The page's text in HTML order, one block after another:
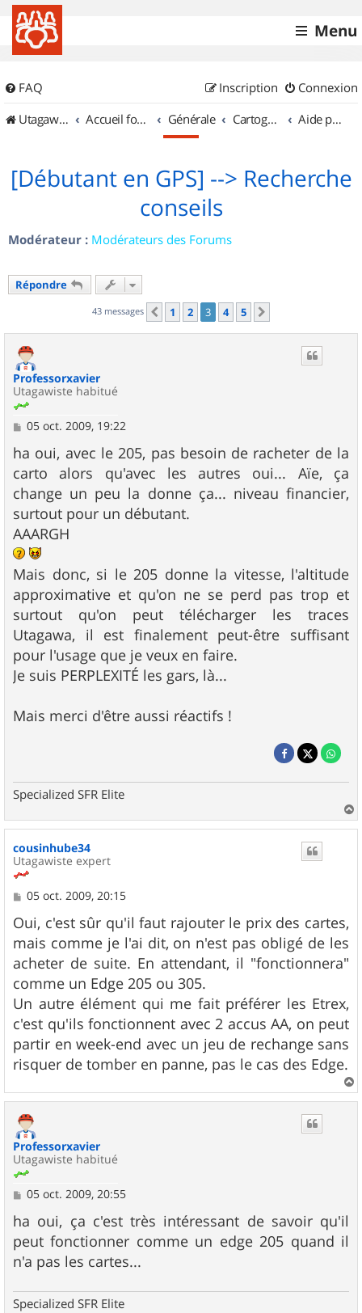
Menu
FAQ Connexion
Inscription
UtagawaVTT (Randos VTT et VTTAE avec traces GPS)
Accueil forum Générale Cartographie et GPS Aide pour l'achat d'un GPS
[Débutant en GPS] --> Recherche
conseils
Modérateur : Modérateurs des Forums
Répondre
43 messages Précédent
1 2 3 4 5
Professorxavier
Utagawiste habitué
M
s
s
a
g
e
05 oct. 2009, 19:22
ha oui, avec le 205, pas besoin de racheter de la
carto alors qu'avec les autres oui... Aïe, ça
change un peu la donne ça... niveau financier,
surtout pour un débutant.
AAARGH
Mais donc, si le 205 donne la vitesse, l'altitude
approximative et qu'on ne se perd pas trop et
surtout qu'on peut télécharger les traces
Utagawa, il est finalement peut-être suffisant
pour l'usage que je veux en faire.
Je suis PERPLEXITÉ les gars, là...
Mais merci d'être aussi réactifs !
Specialized SFR Elite
a
u
cousinhube34
Utagawiste expert
M
s
s
a
g
e
05 oct. 2009, 20:15
Oui, c'est sûr qu'il faut rajouter le prix des cartes,
mais comme je l'ai dit, on n'est pas obligé de les
acheter de suite. En attendant, il "fonctionnera"
comme un Edge 205 ou 305.
Un autre élément qui me fait préférer les Etrex,
c'est qu'ils fonctionnent avec 2 accus AA, on peut
partir en week-end avec un jeu de rechange sans
risquer de tomber en panne, pas le cas des Edge.
a
Professorxavier
Utagawiste habitué
M
s
s
a
g
e
05 oct. 2009, 20:55
ha oui, ça c'est très intéressant de savoir qu'il
peut fonctionner comme un edge 205 quand il
n'a pas les cartes...
Specialized SFR Elite